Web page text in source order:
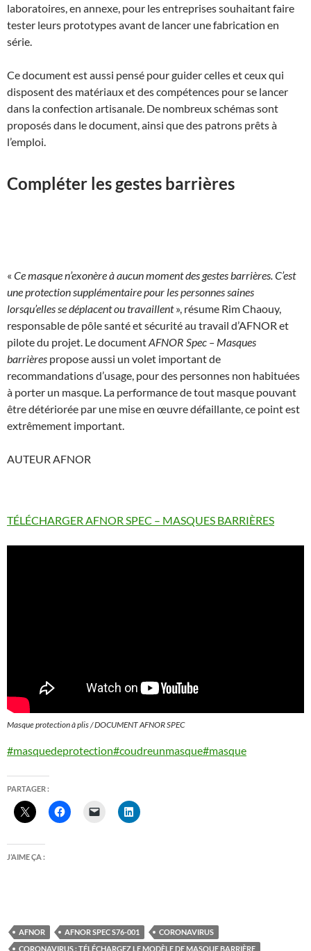
laboratoires, en annexe, pour les entreprises souhaitant faire
tester leurs prototypes avant de lancer une fabrication en
série.
Ce document est aussi pensé pour guider celles et ceux qui
disposent des matériaux et des compétences pour se lancer
dans la confection artisanale. De nombreux schémas sont
proposés dans le document, ainsi que des patrons prêts à
l’emploi.
Compléter les gestes barrières
« Ce masque n’exonère à aucun moment des gestes barrières. C’est
une protection supplémentaire pour les personnes saines
lorsqu’elles se déplacent ou travaillent», résume Rim Chaouy,
responsable de pôle santé et sécurité au travail d’AFNOR et
pilote du projet. Le documentAFNOR Spec – Masques
barrières propose aussi un volet important de
recommandations d’usage, pour des personnes non habituées
à porter un masque. La performance de tout masque pouvant
être détériorée par une mise en œuvre défaillante, ce point est
extrêmement important.
AUTEUR AFNOR
TÉLÉCHARGER AFNOR SPEC – MASQUES BARRIÈRES
Masque protection à plis / DOCUMENT AFNOR SPEC
#masquedeprotection#coudreunmasque#masque
PARTAGER :
J’AIME ÇA :
AFNOR AFNOR SPEC S76-001
CORONAVIRUS
CORONAVIRUS : TÉLÉCHARGEZ LE MODÈLE DE MASQUE BARRIÈRE